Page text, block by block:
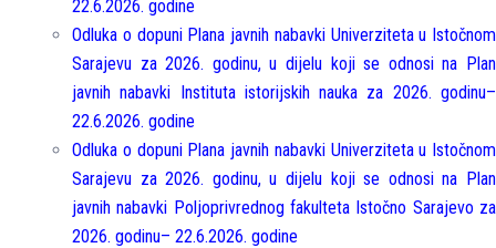
22.6.2026. godine
Odluka o dopuni Plana javnih nabavki Univerziteta u Istočnom
Sarajevu za 2026. godinu, u dijelu koji se odnosi na Plan
javnih nabavki Instituta istorijskih nauka za 2026. godinu–
22.6.2026. godine
Odluka o dopuni Plana javnih nabavki Univerziteta u Istočnom
Sarajevu za 2026. godinu, u dijelu koji se odnosi na Plan
javnih nabavki Poljoprivrednog fakulteta Istočno Sarajevo za
2026. godinu– 22.6.2026. godine